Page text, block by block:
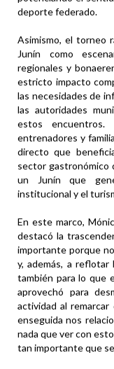
deporte federado.
Asimismo, el torneo
Junín como
regionales y
estricto impacto
las necesidades de
las autoridades
estos
entrenadores y
directo que
sector gastronómico
un Junín que
institucional y el
En este marco,
destacó la
importante porque
y, además, a
también para lo que
aprovechó para
actividad al
enseguida nos
nada que ver con
tan importante que